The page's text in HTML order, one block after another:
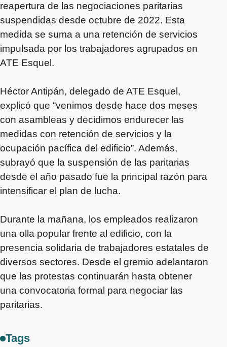
reapertura de las negociaciones paritarias
suspendidas desde octubre de 2022. Esta
medida se suma a una retención de servicios
impulsada por los trabajadores agrupados en
ATE Esquel.
Héctor Antipán, delegado de ATE Esquel,
explicó que “venimos desde hace dos meses
con asambleas y decidimos endurecer las
medidas con retención de servicios y la
ocupación pacífica del edificio”. Además,
subrayó que la suspensión de las paritarias
desde el año pasado fue la principal razón para
intensificar el plan de lucha.
Durante la mañana, los empleados realizaron
una olla popular frente al edificio, con la
presencia solidaria de trabajadores estatales de
diversos sectores. Desde el gremio adelantaron
que las protestas continuarán hasta obtener
una convocatoria formal para negociar las
paritarias.
Tags